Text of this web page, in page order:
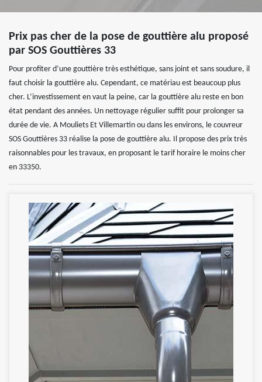
Prix pas cher de la pose de gouttière alu proposé
par SOS Gouttières 33
Pour profiter d’une gouttière très esthétique, sans joint et sans soudure, il
faut choisir la gouttière alu. Cependant, ce matériau est beaucoup plus
cher. L’investissement en vaut la peine, car la gouttière alu reste en bon
état pendant des années. Un nettoyage régulier suffit pour prolonger sa
durée de vie. A Mouliets Et Villemartin ou dans les environs, le couvreur
SOS Gouttières 33 réalise la pose de gouttière alu. Il propose des prix très
raisonnables pour les travaux, en proposant le tarif horaire le moins cher
en 33350.